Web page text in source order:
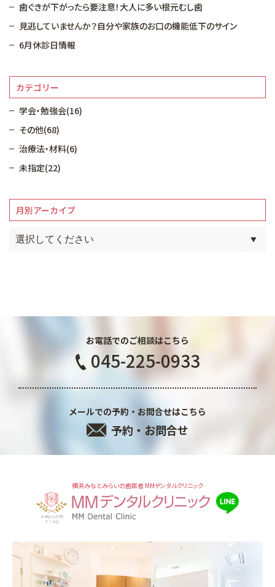
歯ぐきが下がったら要注意！大人に多い根元むし歯
見逃していませんか？自分や家族のお口の機能低下のサイン
6月休診日情報
カテゴリー
学会・勉強会(16)
その他(68)
治療法・材料(6)
未指定(22)
月別アーカイブ
お電話でのご相談はこちら
045-225-0933
メールでの予約・お問合せはこちら
予約・お問合せ
横浜みなとみらいの歯医者 MMデンタルクリニック